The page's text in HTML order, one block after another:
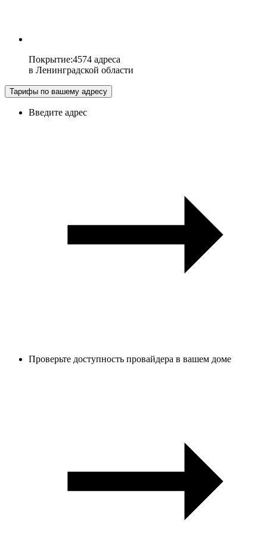
Покрытие:4574 адреса
в Ленинградской области
Тарифы по вашему адресу
Введите адрес
Проверьте доступность провайдера в вашем доме